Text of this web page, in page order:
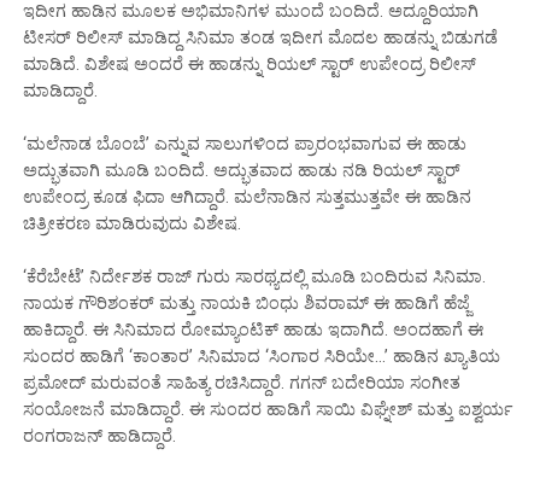
ಇದೀಗ ಹಾಡಿನ ಮೂಲಕ ಅಭಿಮಾನಿಗಳ ಮುಂದೆ ಬಂದಿದೆ. ಅದ್ದೂರಿಯಾಗಿ
ಟೀಸರ್ ರಿಲೀಸ್ ಮಾಡಿದ್ದ ಸಿನಿಮಾ ತಂಡ ಇದೀಗ ಮೊದಲ ಹಾಡನ್ನು ಬಿಡುಗಡೆ
ಮಾಡಿದೆ. ವಿಶೇಷ ಅಂದರೆ ಈ ಹಾಡನ್ನು ರಿಯಲ್ ಸ್ಟಾರ್ ಉಪೇಂದ್ರ ರಿಲೀಸ್
ಮಾಡಿದ್ದಾರೆ.
‘ಮಲೆನಾಡ ಬೊಂಬೆ’ ಎನ್ನುವ ಸಾಲುಗಳಿಂದ ಪ್ರಾರಂಭವಾಗುವ ಈ ಹಾಡು
ಅದ್ಭುತವಾಗಿ ಮೂಡಿ ಬಂದಿದೆ. ಅದ್ಭುತವಾದ ಹಾಡು ನಡಿ ರಿಯಲ್ ಸ್ಟಾರ್
ಉಪೇಂದ್ರ ಕೂಡ ಫಿದಾ ಆಗಿದ್ದಾರೆ. ಮಲೆನಾಡಿನ ಸುತ್ತಮುತ್ತವೇ ಈ ಹಾಡಿನ
ಚಿತ್ರೀಕರಣ ಮಾಡಿರುವುದು ವಿಶೇಷ.
‘ಕೆರೆಬೇಟೆ’ ನಿರ್ದೇಶಕ ರಾಜ್ ಗುರು ಸಾರಥ್ಯದಲ್ಲಿ ಮೂಡಿ ಬಂದಿರುವ ಸಿನಿಮಾ.
ನಾಯಕ ಗೌರಿಶಂಕರ್ ಮತ್ತು ನಾಯಕಿ ಬಿಂಧು ಶಿವರಾಮ್ ಈ ಹಾಡಿಗೆ ಹೆಜ್ಜೆ
ಹಾಕಿದ್ದಾರೆ. ಈ ಸಿನಿಮಾದ ರೋಮ್ಯಾಂಟಿಕ್ ಹಾಡು ಇದಾಗಿದೆ. ಅಂದಹಾಗೆ ಈ
ಸುಂದರ ಹಾಡಿಗೆ ‘ಕಾಂತಾರ’ ಸಿನಿಮಾದ ‘ಸಿಂಗಾರ ಸಿರಿಯೇ…’ ಹಾಡಿನ ಖ್ಯಾತಿಯ
ಪ್ರಮೋದ್ ಮರುವಂತೆ ಸಾಹಿತ್ಯ ರಚಿಸಿದ್ದಾರೆ. ಗಗನ್ ಬದೇರಿಯಾ ಸಂಗೀತ
ಸಂಯೋಜನೆ ಮಾಡಿದ್ದಾರೆ. ಈ ಸುಂದರ ಹಾಡಿಗೆ ಸಾಯಿ ವಿಘ್ನೇಶ್ ಮತ್ತು ಐಶ್ವರ್ಯ
ರಂಗರಾಜನ್ ಹಾಡಿದ್ದಾರೆ.